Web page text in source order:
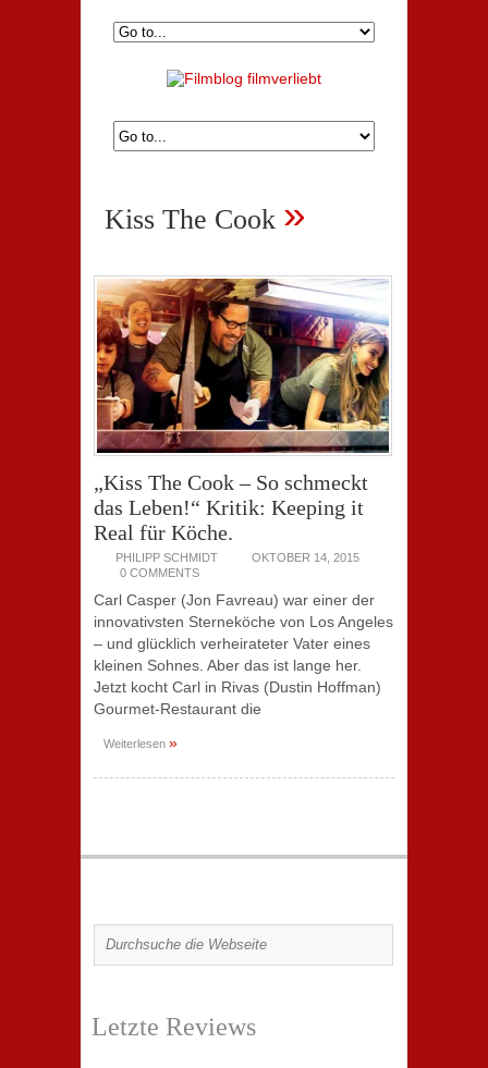
Kiss The Cook »
„Kiss The Cook – So schmeckt
das Leben!“ Kritik: Keeping it
Real für Köche.
PHILIPP SCHMIDT
OKTOBER 14, 2015
0 COMMENTS
Carl Casper (Jon Favreau) war einer der
innovativsten Sterneköche von Los Angeles
– und glücklich verheirateter Vater eines
kleinen Sohnes. Aber das ist lange her.
Jetzt kocht Carl in Rivas (Dustin Hoffman)
Gourmet-Restaurant die
Weiterlesen »
Letzte Reviews